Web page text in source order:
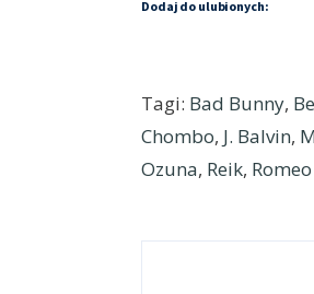
Dodaj do ulubionych:
Tagi: Bad Bunny,
Chombo, J. Balvin,
Ozuna, Reik,